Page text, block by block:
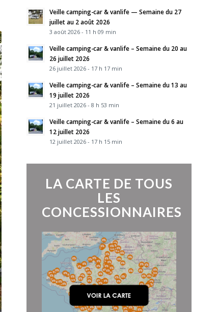
Veille camping-car & vanlife — Semaine du 27
juillet au 2 août 2026
3 août 2026 - 11 h 09 min
Veille camping-car & vanlife – Semaine du 20 au
26 juillet 2026
26 juillet 2026 - 17 h 17 min
Veille camping-car & vanlife – Semaine du 13 au
19 juillet 2026
21 juillet 2026 - 8 h 53 min
Veille camping-car & vanlife – Semaine du 6 au
12 juillet 2026
12 juillet 2026 - 17 h 15 min
LA CARTE DE TOUS
LES
CONCESSIONNAIRES